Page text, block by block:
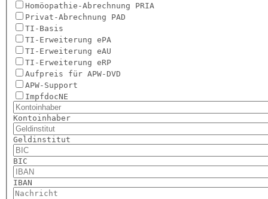
Homöopathie-Abrechnung PRIA
Privat-Abrechnung PAD
TI-Basis
TI-Erweiterung ePA
TI-Erweiterung eAU
TI-Erweiterung eRP
Aufpreis für APW-DVD
APW-Support
ImpfdocNE
Kontoinhaber
Geldinstitut
BIC
IBAN